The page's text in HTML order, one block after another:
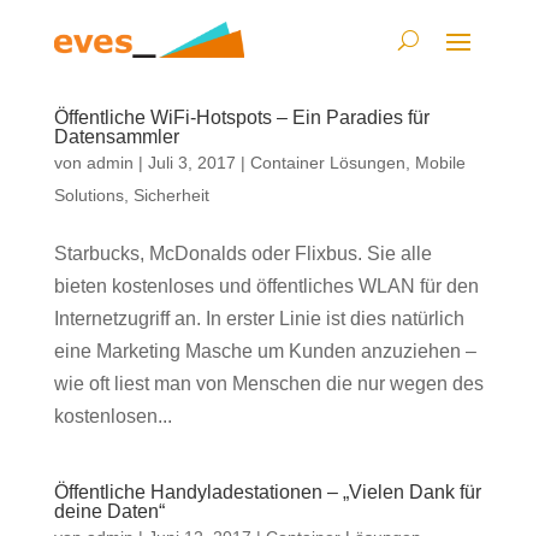
Öffentliche WiFi-Hotspots – Ein Paradies für
Datensammler
von admin | Juli 3, 2017 | Container Lösungen
Mobile
Solutions, Sicherheit
Starbucks, McDonalds oder Flixbus. Sie alle
bieten kostenloses und öffentliches WLAN für den
Internetzugriff an. In erster Linie ist dies natürlich
eine Marketing Masche um Kunden anzuziehen –
wie oft liest man von Menschen die nur wegen des
kostenlosen...
Öffentliche Handyladestationen – „Vielen Dank für
deine Daten“